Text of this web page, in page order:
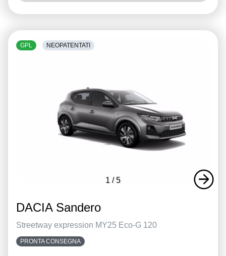
1 /5
GPL NEOPATENTATI
DACIA Sandero
Streetway expression MY25 Eco-G 120
PRONTA CONSEGNA